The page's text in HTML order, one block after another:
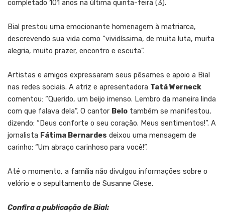
completado 101 anos na última quinta-feira (3).
Bial prestou uma emocionante homenagem à matriarca,
descrevendo sua vida como “vividíssima, de muita luta, muita
alegria, muito prazer, encontro e escuta”.
Artistas e amigos expressaram seus pêsames e apoio a Bial
nas redes sociais. A atriz e apresentadora Tatá Werneck
comentou: “Querido, um beijo imenso. Lembro da maneira linda
com que falava dela”. O cantor Belo também se manifestou,
dizendo: “Deus conforte o seu coração. Meus sentimentos!”. A
jornalista Fátima Bernardes deixou uma mensagem de
carinho: “Um abraço carinhoso para você!”.
Até o momento, a família não divulgou informações sobre o
velório e o sepultamento de Susanne Glese.
Confira a publicação de Bial: